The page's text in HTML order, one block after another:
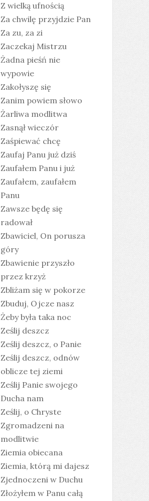
Z wielką ufnością
Za chwilę przyjdzie Pan
Za zu, za zi
Zaczekaj Mistrzu
Żadna pieśń nie
wypowie
Zakołyszę się
Zanim powiem słowo
Żarliwa modlitwa
Zasnął wieczór
Zaśpiewać chcę
Zaufaj Panu już dziś
Zaufałem Panu i już
Zaufałem, zaufałem
Panu
Zawsze będę się
radował
Zbawiciel, On porusza
góry
Zbawienie przyszło
przez krzyż
Zbliżam się w pokorze
Zbuduj, Ojcze nasz
Żeby była taka noc
Ześlij deszcz
Ześlij deszcz, o Panie
Ześlij deszcz, odnów
oblicze tej ziemi
Ześlij Panie swojego
Ducha nam
Ześlij, o Chryste
Zgromadzeni na
modlitwie
Ziemia obiecana
Ziemia, którą mi dajesz
Zjednoczeni w Duchu
Złożyłem w Panu całą